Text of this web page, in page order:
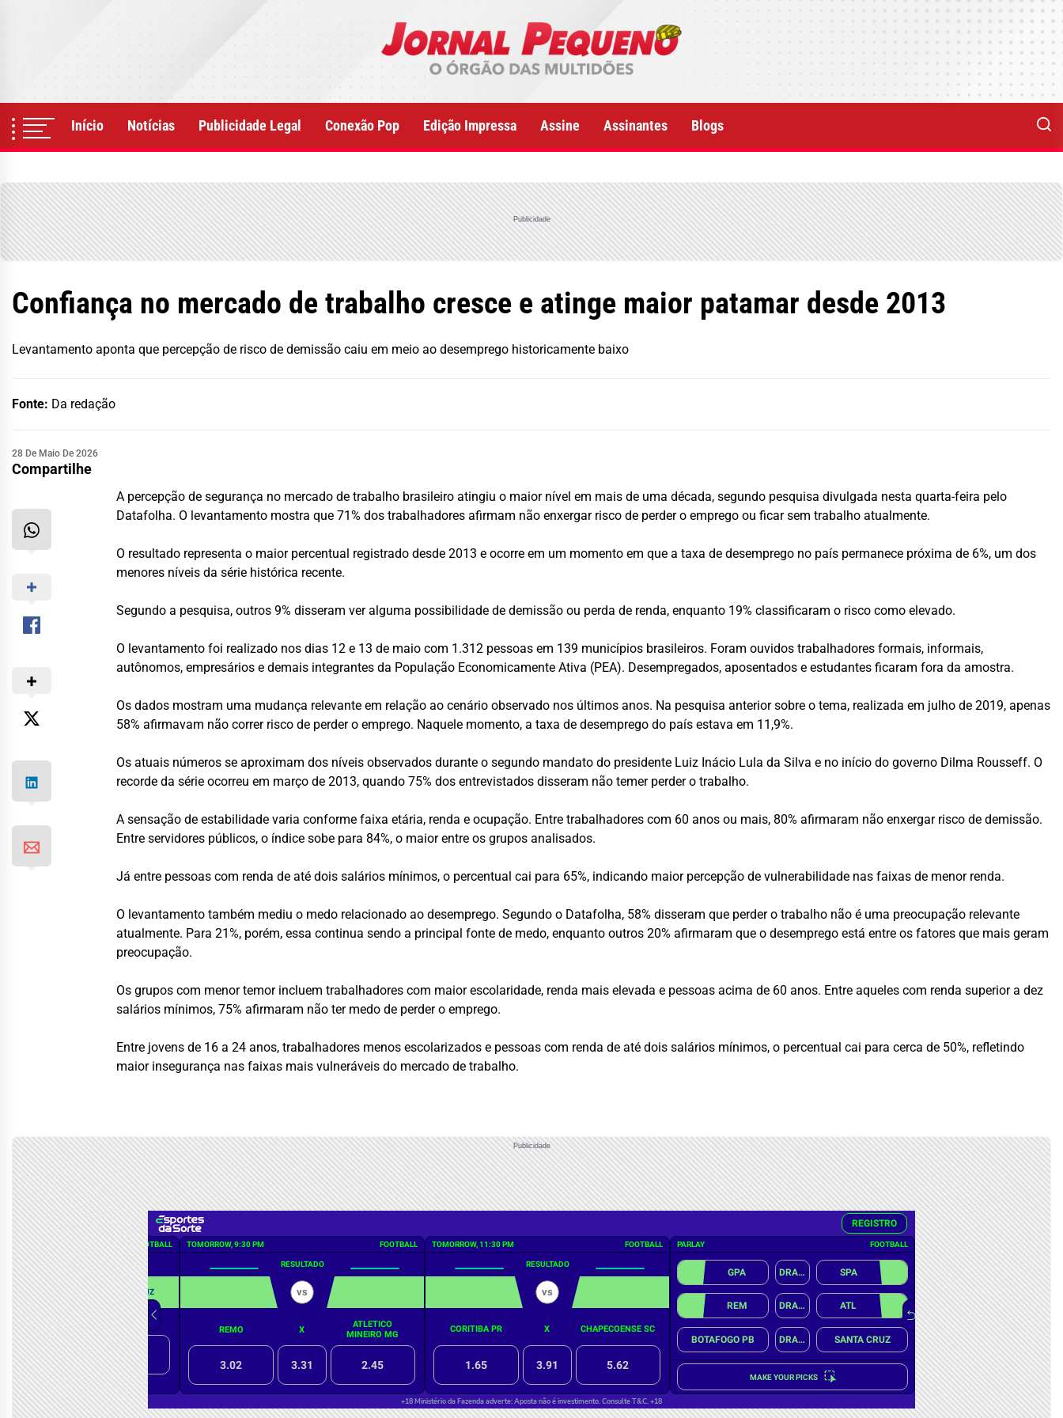
Início Notícias Publicidade Legal Conexão Pop Edição Impressa Assine Assinantes Blogs
Publicidade
Confiança no mercado de trabalho cresce e atinge maior patamar desde 2013
Levantamento aponta que percepção de risco de demissão caiu em meio ao desemprego historicamente baixo
Fonte: Da redação
28 De Maio De 2026
Compartilhe
A percepção de segurança no mercado de trabalho brasileiro atingiu o maior nível em mais de uma década, segundo pesquisa divulgada nesta quarta-feira pelo
Datafolha. O levantamento mostra que 71% dos trabalhadores afirmam não enxergar risco de perder o emprego ou ficar sem trabalho atualmente.
O resultado representa o maior percentual registrado desde 2013 e ocorre em um momento em que a taxa de desemprego no país permanece próxima de 6%, um dos
menores níveis da série histórica recente.
Segundo a pesquisa, outros 9% disseram ver alguma possibilidade de demissão ou perda de renda, enquanto 19% classificaram o risco como elevado.
O levantamento foi realizado nos dias 12 e 13 de maio com 1.312 pessoas em 139 municípios brasileiros. Foram ouvidos trabalhadores formais, informais,
autônomos, empresários e demais integrantes da População Economicamente Ativa (PEA). Desempregados, aposentados e estudantes ficaram fora da amostra.
Os dados mostram uma mudança relevante em relação ao cenário observado nos últimos anos. Na pesquisa anterior sobre o tema, realizada em julho de 2019, apenas
58% afirmavam não correr risco de perder o emprego. Naquele momento, a taxa de desemprego do país estava em 11,9%.
Os atuais números se aproximam dos níveis observados durante o segundo mandato do presidente Luiz Inácio Lula da Silva e no início do governo Dilma Rousseff. O
recorde da série ocorreu em março de 2013, quando 75% dos entrevistados disseram não temer perder o trabalho.
A sensação de estabilidade varia conforme faixa etária, renda e ocupação. Entre trabalhadores com 60 anos ou mais, 80% afirmaram não enxergar risco de demissão.
Entre servidores públicos, o índice sobe para 84%, o maior entre os grupos analisados.
Já entre pessoas com renda de até dois salários mínimos, o percentual cai para 65%, indicando maior percepção de vulnerabilidade nas faixas de menor renda.
O levantamento também mediu o medo relacionado ao desemprego. Segundo o Datafolha, 58% disseram que perder o trabalho não é uma preocupação relevante
atualmente. Para 21%, porém, essa continua sendo a principal fonte de medo, enquanto outros 20% afirmaram que o desemprego está entre os fatores que mais geram
preocupação.
Os grupos com menor temor incluem trabalhadores com maior escolaridade, renda mais elevada e pessoas acima de 60 anos. Entre aqueles com renda superior a dez
salários mínimos, 75% afirmaram não ter medo de perder o emprego.
Entre jovens de 16 a 24 anos, trabalhadores menos escolarizados e pessoas com renda de até dois salários mínimos, o percentual cai para cerca de 50%, refletindo
maior insegurança nas faixas mais vulneráveis do mercado de trabalho.
Publicidade